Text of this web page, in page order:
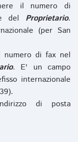
il numero di
del Proprietario.
(per San
di fax nel
. E' un campo
internazionale
di posta